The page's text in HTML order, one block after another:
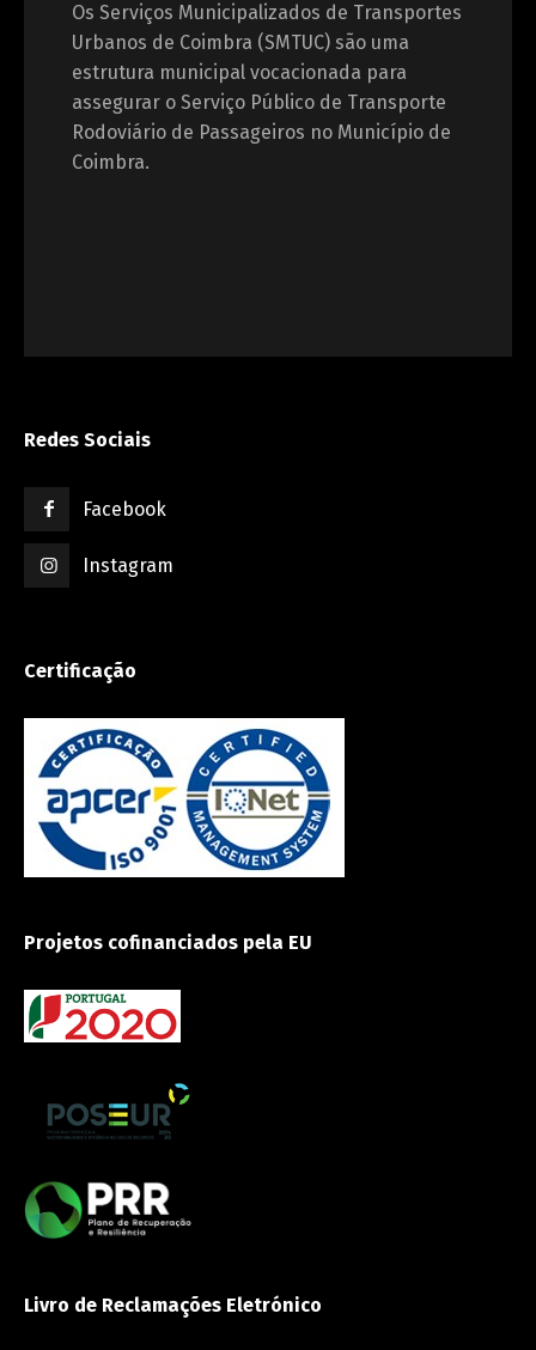
Os Serviços Municipalizados de Transportes
Urbanos de Coimbra (SMTUC) são uma
estrutura municipal vocacionada para
assegurar o Serviço Público de Transporte
Rodoviário de Passageiros no Município de
Coimbra.
Redes Sociais
Facebook
Instagram
Certificação
Projetos cofinanciados pela EU
Livro de Reclamações Eletrónico